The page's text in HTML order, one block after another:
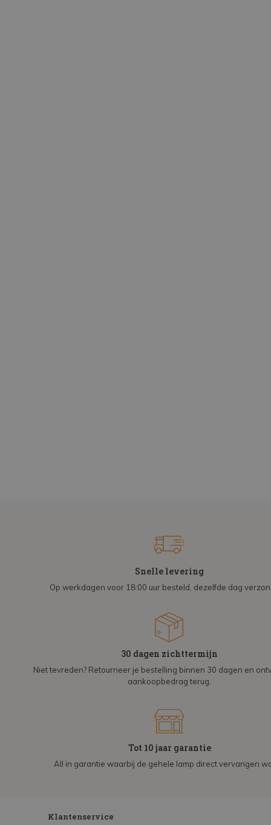
Snelle levering
Op werkdagen voor 18:00 uur besteld, dezelfde dag
30 dagen zichttermijn
Niet tevreden? Retourneer je bestelling binnen 30 dagen en
aankoopbedrag terug.
Tot 10 jaar garantie
All in garantie waarbij de gehele lamp direct vervangen
Klantenservice